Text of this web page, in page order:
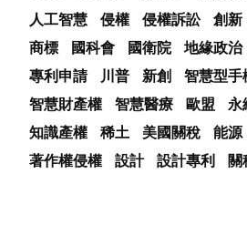
人工智慧
侵權 侵權訴訟 創新
商標
國科會 國衛院 地緣政治
專利申請
川普 新創 智慧型手
智慧財產權
智慧醫療 歐盟 永
知識產權
稀土 美國關稅 能源
著作權侵權
設計 設計專利 關